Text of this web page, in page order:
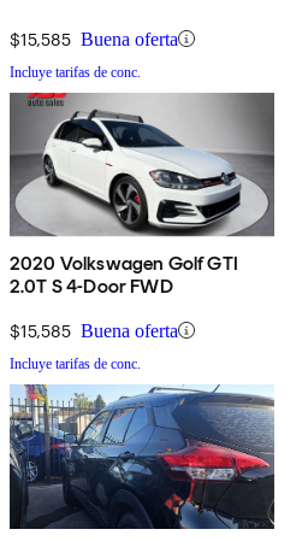
$15,585 Buena oferta
Incluye tarifas de conc.
2020 Volkswagen Golf GTI
2.0T S 4-Door FWD
$15,585 Buena oferta
Incluye tarifas de conc.